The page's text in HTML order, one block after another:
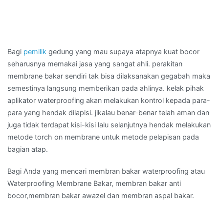
Bagi pemilik gedung yang mau supaya atapnya kuat bocor
seharusnya memakai jasa yang sangat ahli. perakitan
membrane bakar sendiri tak bisa dilaksanakan gegabah maka
semestinya langsung memberikan pada ahlinya. kelak pihak
aplikator waterproofing akan melakukan kontrol kepada para-
para yang hendak dilapisi. jikalau benar-benar telah aman dan
juga tidak terdapat kisi-kisi lalu selanjutnya hendak melakukan
metode torch on membrane untuk metode pelapisan pada
bagian atap.
Bagi Anda yang mencari membran bakar waterproofing atau
Waterproofing Membrane Bakar, membran bakar anti
bocor,membran bakar awazel dan membran aspal bakar.